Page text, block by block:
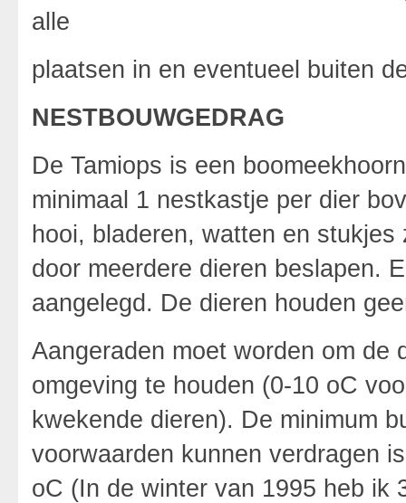
alle
plaatsen in en eventueel buiten
NESTBOUWGEDRAG
De Tamiops is een
minimaal 1 nestkastje per dier
hooi, bladeren, watten en
door meerdere dieren beslapen.
aangelegd. De dieren houden
Aangeraden moet worden om de
omgeving te houden (0-10 oC
kwekende dieren). De minimum
voorwaarden kunnen verdragen
oC (In de winter van 1995 heb ik